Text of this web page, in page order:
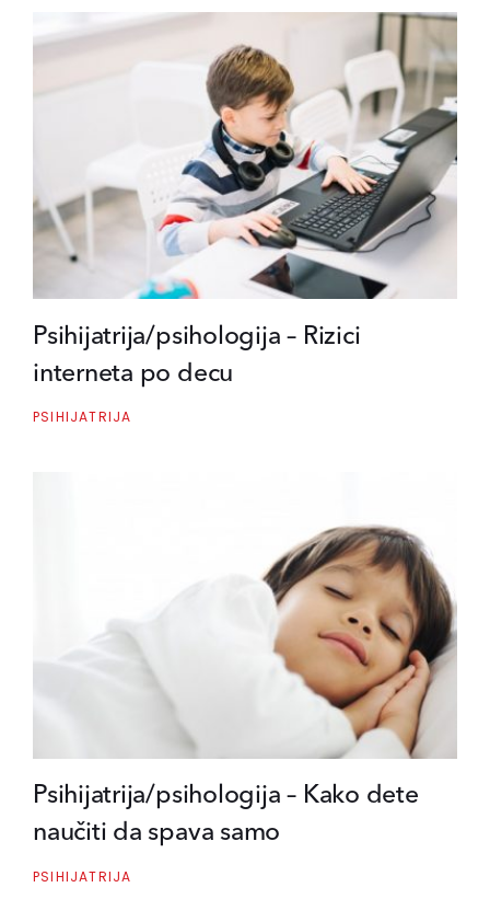
Psihijatrija/psihologija – Rizici
interneta po decu
PSIHIJATRIJA
Psihijatrija/psihologija – Kako dete
naučiti da spava samo
PSIHIJATRIJA